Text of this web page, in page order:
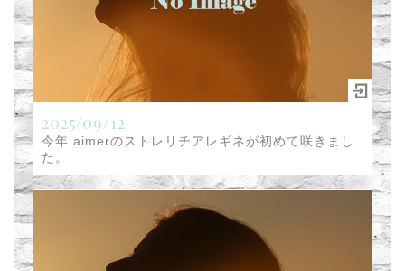
2025/09/12
今年 aimerのストレリチアレギネが初めて咲きまし
た。